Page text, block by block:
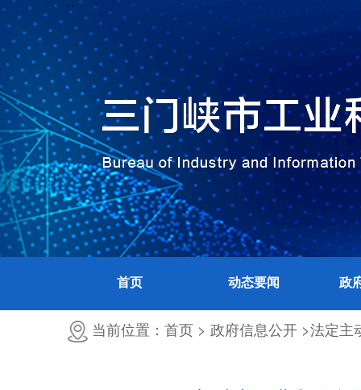
``
首页 动态要闻 政
当前位置：首页 > 政府信息公开 >法定主